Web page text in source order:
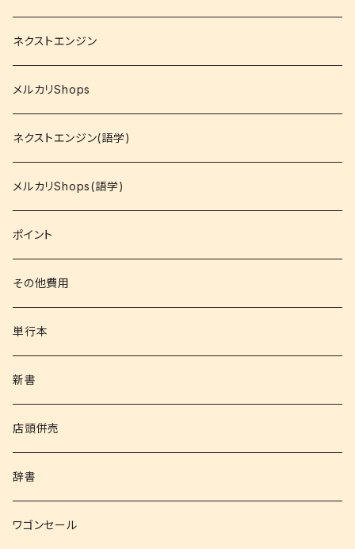
関西大学テキスト
就活
資格
コミック
文庫
その他書籍
書籍以外
ネクストエンジン
メルカリShops
ネクストエンジン(語学)
メルカリShops(語学)
ポイント
その他費用
単行本
新書
店頭併売
辞書
ワゴンセール